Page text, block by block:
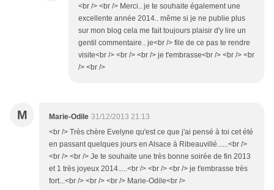
<br /> <br /> Merci.. je te souhaite également une
excellente année 2014.. même si je ne publie plus
sur mon blog cela me fait toujours plaisir d'y lire un
gentil commentaire.. je<br /> file de ce pas te rendre
visite<br /> <br /> <br /> je t'embrasse<br /> <br /> <br
/> <br />
M Marie-Odile 31/12/2013 21:13
<br /> Très chère Evelyne qu'est ce que j'ai pensé à toi cet été
en passant quelques jours en Alsace à Ribeauvillé......<br />
<br /> <br /> Je te souhaite une très bonne soirée de fin 2013
et 1 très joyeux 2014.....<br /> <br /> <br /> je t'embrasse très
fort...<br /> <br /> <br /> Marie-Odile<br />